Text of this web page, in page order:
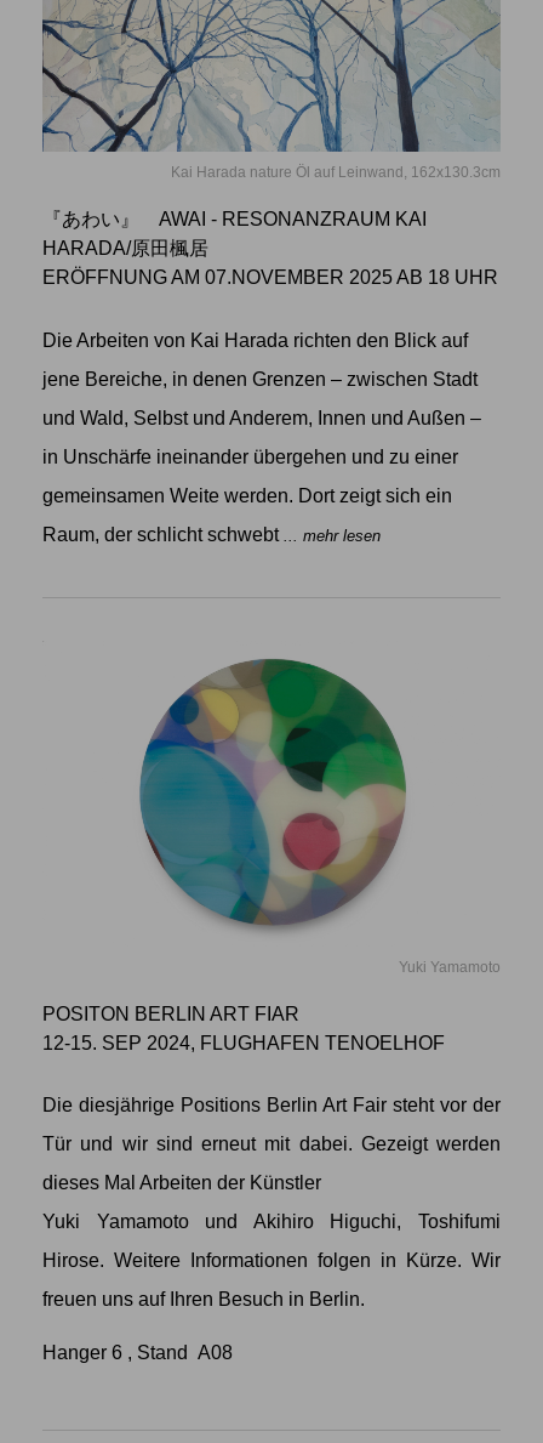
Kai Harada nature Öl auf Leinwand, 162x130.3cm
『あわい』 AWAI - RESONANZRAUM KAI
HARADA/原田楓居
ERÖFFNUNG AM 07.NOVEMBER 2025 AB 18 UHR
Die Arbeiten von Kai Harada richten den Blick auf
jene Bereiche, in denen Grenzen – zwischen Stadt
und Wald, Selbst und Anderem, Innen und Außen –
in Unschärfe ineinander übergehen und zu einer
gemeinsamen Weite werden. Dort zeigt sich ein
Raum, der schlicht schwebt
... mehr lesen
Yuki Yamamoto
POSITON BERLIN ART FIAR
12-15. SEP 2024, FLUGHAFEN TENOELHOF
Die diesjährige Positions Berlin Art Fair steht vor der
Tür und wir sind erneut mit dabei. Gezeigt werden
dieses Mal Arbeiten der Künstler
Yuki Yamamotound Akihiro Higuchi,Toshifumi
Hirose. Weitere Informationen folgen in Kürze. Wir
freuen uns auf Ihren Besuch in Berlin.
Hanger 6 , Stand A08